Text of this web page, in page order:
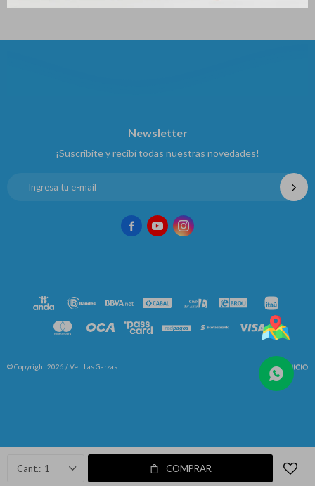
1 COMPRAR
Newsletter
¡Suscribite y recibí todas nuestras novedades!
  
© Copyright 2026 / Vet. Las Garzas
Fenicio